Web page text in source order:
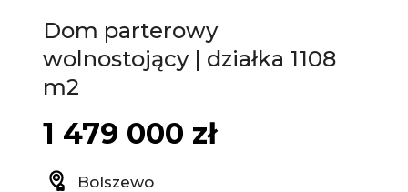
Dom parterowy
wolnostojący | działka 1108
m2
1 479 000 zł
Bolszewo